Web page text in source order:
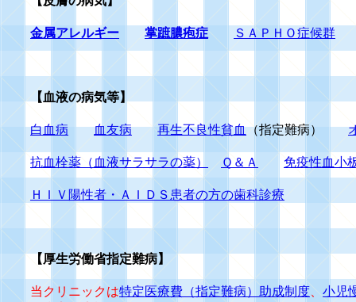
金属アレルギー 掌蹠膿疱症 ＳＡＰＨＯ症候群
【血液の病気等】
白血病 血友病 再生不良性貧血（指定難病）
抗血栓薬（血液サラサラの薬） Ｑ＆Ａ 免疫性血小
ＨＩＶ陽性者・ＡＩＤＳ患者の方の歯科診療
【厚生労働省指定難病】
当クリニックは特定医療費（指定難病）助成制度、 小児